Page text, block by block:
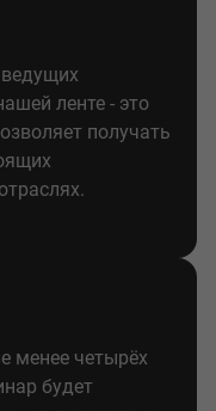
ленте - это
получать
менее четырёх
будет